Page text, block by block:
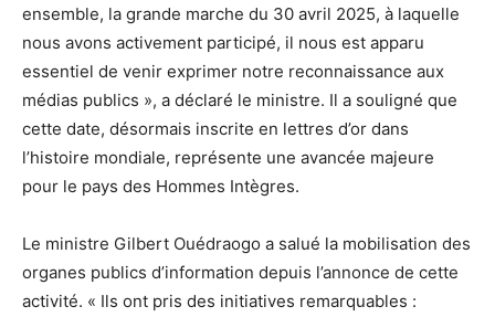
ensemble, la grande marche du 30 avril 2025, à laquelle
nous avons activement participé, il nous est apparu
essentiel de venir exprimer notre reconnaissance aux
médias publics », a déclaré le ministre. Il a souligné que
cette date, désormais inscrite en lettres d’or dans
l’histoire mondiale, représente une avancée majeure
pour le pays des Hommes Intègres.
Le ministre Gilbert Ouédraogo a salué la mobilisation des
organes publics d’information depuis l’annonce de cette
activité. « Ils ont pris des initiatives remarquables :